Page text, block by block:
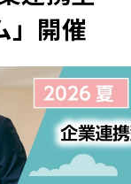
」開催